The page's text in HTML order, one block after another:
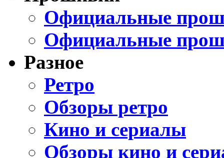
Официальные
Официальные
Разное
Ретро
Обзоры ретро
Кино и сериалы
Обзоры кино и